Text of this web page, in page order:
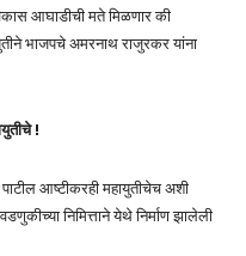
आघाडीची मते मिळणार की
भाजपचे अमरनाथ राजुरकर यांना
!
आष्टीकरही महायुतीचेच अशी
निमित्ताने येथे निर्माण झालेली